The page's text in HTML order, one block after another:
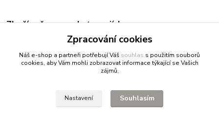
Zboží zařazeno v kategoriích
Barvy na porcelán jednotlivě
- vše pro fitnessProfitpsa.cz- vše pro psy
Bestgreen.cz
- ječmen a chlorella
Zpracování cookies
Náš e-shop a partneři potřebují Váš souhlas s použitím souborů
cookies, aby Vám mohli zobrazovat informace týkající se Vašich
zájmů.
Nastavení Souhlasím